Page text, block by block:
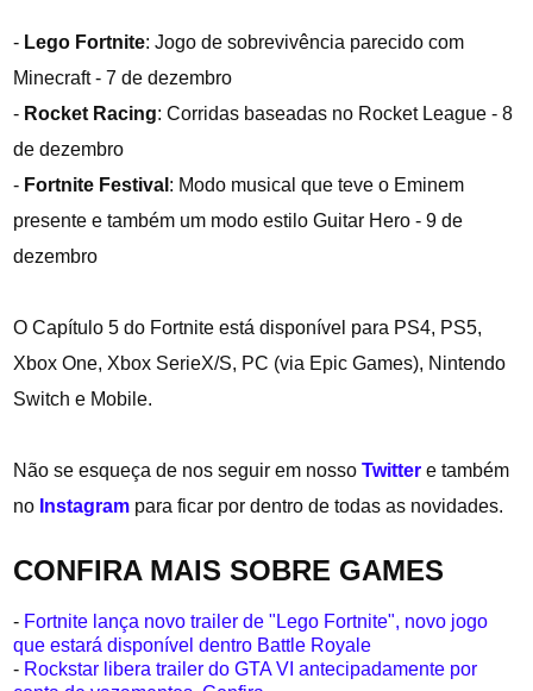
- Lego Fortnite: Jogo de sobrevivência parecido com
Minecraft - 7 de dezembro
- Rocket Racing: Corridas baseadas no Rocket League - 8
de dezembro
- Fortnite Festival : Modo musical que teve o Eminem
presente e também um modo estilo Guitar Hero - 9 de
dezembro
O Capítulo 5 do Fortnite está disponível para PS4, PS5,
Xbox One, Xbox SerieX/S, PC (via Epic Games), Nintendo
Switch e Mobile.
Não se esqueça de nos seguir em nossoTwitter e também
no Instagram para ficar por dentro de todas as novidades.
CONFIRA MAIS SOBRE GAMES
- Fortnite lança novo trailer de "Lego Fortnite", novo jogo
que estará disponível dentro Battle Royale
- Rockstar libera trailer do GTA VI antecipadamente por